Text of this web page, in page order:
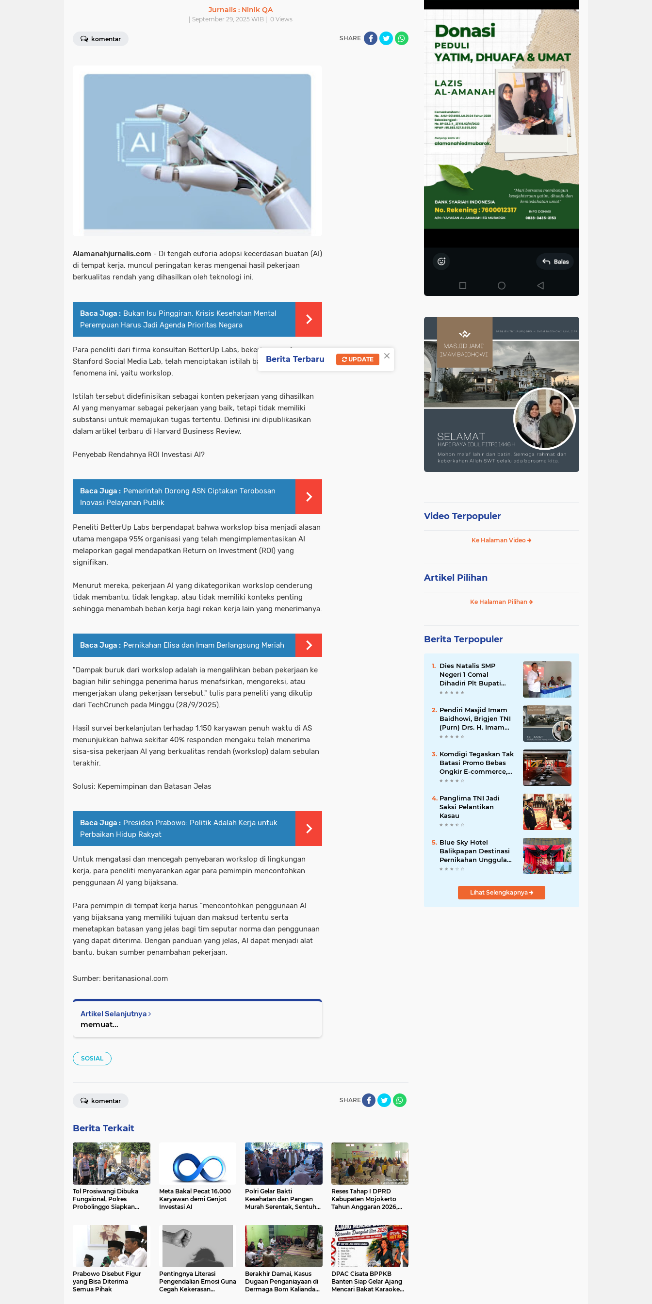
Jurnalis : Ninik QA
| September 29, 2025 WIB | 0 Views
komentar SHARE
Alamanahjurnalis.com - Di tengah euforia adopsi kecerdasan buatan (AI)
di tempat kerja, muncul peringatan keras mengenai hasil pekerjaan
berkualitas rendah yang dihasilkan oleh teknologi ini.
Baca Juga : Bukan Isu Pinggiran, Krisis Kesehatan Mental
Perempuan Harus Jadi Agenda Prioritas Negara
Para peneliti dari firma konsultan BetterUp Labs, bekerja sama dengan
Stanford Social Media Lab, telah menciptakan istilah baru untuk
fenomena ini, yaitu workslop.
Istilah tersebut didefinisikan sebagai konten pekerjaan yang dihasilkan
AI yang menyamar sebagai pekerjaan yang baik, tetapi tidak memiliki
substansi untuk memajukan tugas tertentu. Definisi ini dipublikasikan
dalam artikel terbaru di Harvard Business Review.
Penyebab Rendahnya ROI Investasi AI?
Baca Juga : Pemerintah Dorong ASN Ciptakan Terobosan
Inovasi Pelayanan Publik
Peneliti BetterUp Labs berpendapat bahwa workslop bisa menjadi alasan
utama mengapa 95% organisasi yang telah mengimplementasikan AI
melaporkan gagal mendapatkan Return on Investment (ROI) yang
signifikan.
Menurut mereka, pekerjaan AI yang dikategorikan workslop cenderung
tidak membantu, tidak lengkap, atau tidak memiliki konteks penting
sehingga menambah beban kerja bagi rekan kerja lain yang menerimanya.
Baca Juga : Pernikahan Elisa dan Imam Berlangsung Meriah
"Dampak buruk dari workslop adalah ia mengalihkan beban pekerjaan ke
bagian hilir sehingga penerima harus menafsirkan, mengoreksi, atau
mengerjakan ulang pekerjaan tersebut," tulis para peneliti yang dikutip
dari TechCrunch pada Minggu (28/9/2025).
Hasil survei berkelanjutan terhadap 1.150 karyawan penuh waktu di AS
menunjukkan bahwa sekitar 40% responden mengaku telah menerima
sisa-sisa pekerjaan AI yang berkualitas rendah (workslop) dalam sebulan
terakhir.
Solusi: Kepemimpinan dan Batasan Jelas
Baca Juga : Presiden Prabowo: Politik Adalah Kerja untuk
Perbaikan Hidup Rakyat
Untuk mengatasi dan mencegah penyebaran workslop di lingkungan
kerja, para peneliti menyarankan agar para pemimpin mencontohkan
penggunaan AI yang bijaksana.
Para pemimpin di tempat kerja harus “mencontohkan penggunaan AI
yang bijaksana yang memiliki tujuan dan maksud tertentu serta
menetapkan batasan yang jelas bagi tim seputar norma dan penggunaan
yang dapat diterima. Dengan panduan yang jelas, AI dapat menjadi alat
bantu, bukan sumber penambahan pekerjaan.
Sumber: beritanasional.com
Artikel Selanjutnya
memuat...
SOSIAL
SHARE
komentar
Berita Terkait
Tol Prosiwangi Dibuka
Fungsional, Polres
Probolinggo Siapkan
Meta Bakal Pecat 16.000
Karyawan demi Genjot
Investasi AI
Polri Gelar Bakti
Kesehatan dan Pangan
Murah Serentak, Sentuh
Reses Tahap I DPRD
Kabupaten Mojokerto
Tahun Anggaran 2026,
Kaum Duafa
Prabowo Disebut Figur
yang Bisa Diterima
Semua Pihak
Pentingnya Literasi
Pengendalian Emosi Guna
Cegah Kekerasan
Berakhir Damai, Kasus
Dugaan Penganiayaan di
Dermaga Bom Kalianda
DPAC Cisata BPPKB
Banten Siap Gelar Ajang
Mencari Bakat Karaoke
Video Terpopuler
Ke Halaman Video
Artikel Pilihan
Ke Halaman Pilihan
Berita Terpopuler
Dies Natalis SMP
Negeri 1 Comal
Dihadiri Plt Bupati
Pemalang Nurkholis
Pendiri Masjid Imam
Baidhowi, Brigjen TNI
(Purn) Drs. H. Imam
Baidhowi, M.M., C. Fr.A
Selamat Idul Fitri 1445
H
Komdigi Tegaskan Tak
Batasi Promo Bebas
Ongkir E-commerce,
tapi Perusahaan Kurir
Panglima TNI Jadi
Saksi Pelantikan
Kasau
Blue Sky Hotel
Balikpapan Destinasi
Pernikahan Unggulan
di Kalimantan Timur
Lihat Selengkapnya
×
Berita Terbaru UPDATE